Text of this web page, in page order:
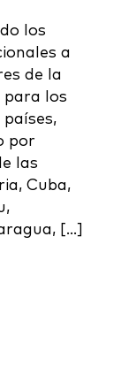
los
a
de la
para los
por
las
Cuba,
[…]